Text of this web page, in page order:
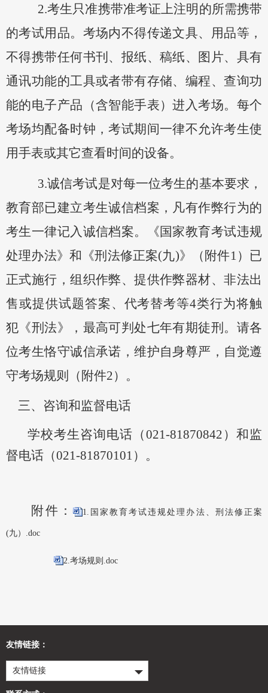
2.考生只准携带准考证上注明的所需携带
的考试用品。考场内不得传递文具、用品等，
不得携带任何书刊、报纸、稿纸、图片、具有
通讯功能的工具或者带有存储、编程、查询功
能的电子产品（含智能手表）进入考场。每个
考场均配备时钟，考试期间一律不允许考生使
用手表或其它查看时间的设备。
3.诚信考试是对每一位考生的基本要求，
教育部已建立考生诚信档案，凡有作弊行为的
考生一律记入诚信档案。《国家教育考试违规
处理办法》和《刑法修正案(九)》（附件1）已
正式施行，组织作弊、提供作弊器材、非法出
售或提供试题答案、代考替考等4类行为将触
犯《刑法》，最高可判处七年有期徒刑。请各
位考生恪守诚信承诺，维护自身尊严，自觉遵
守考场规则（附件2）。
三、 咨询和监督电话
学校考生咨询电话（021-81870842）和监
督电话（021-81870101）。
附件： 1.国家教育考试违规处理办法、刑法修正案
(九）.doc
2.考场规则.doc
友情链接：
友情链接